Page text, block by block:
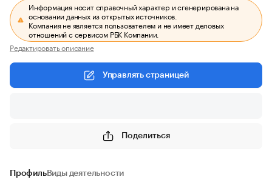
Информация носит справочный характер и сгенерирована на
основании данных из открытых источников.
Компания не является пользователем и не имеет деловых
отношений с сервисом РБК Компании.
Редактировать описание
Управлять страницей
Поделиться
ПрофильВиды деятельности